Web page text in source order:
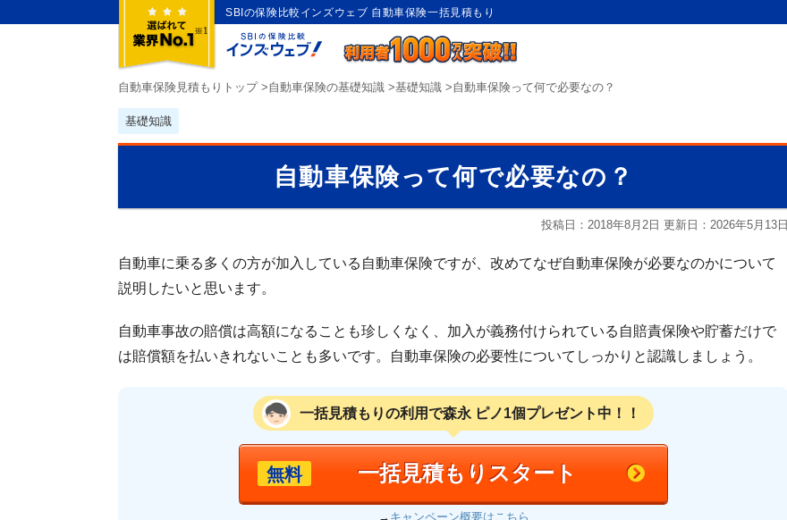
SBIの保険比較インズウェブ 自動車保険一括見積もり
自動車保険見積もりトップ>自動車保険の基礎知識 >基礎知識 >自動車保険って何で必要なの？
基礎知識
自動車保険って何で必要なの？
投稿日：2018年8月2日 更新日： 2026年5月13日
自動車に乗る多くの方が加入している自動車保険ですが、改めてなぜ自動車保険が必要なのかについて
説明したいと思います。
自動車事故の賠償は高額になることも珍しくなく、加入が義務付けられている自賠責保険や貯蓄だけで
は賠償額を払いきれないことも多いです。自動車保険の必要性についてしっかりと認識しましょう。
一括見積もりの利用で森永 ピノ1個プレゼント中！！
無料 一括見積もりスタート
→ キャンペーン概要はこちら